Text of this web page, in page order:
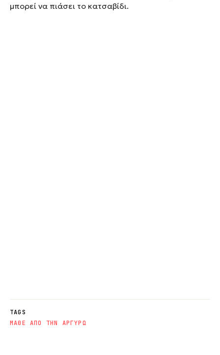
μπορεί να πιάσει το κατσαβίδι.
TAGS
ΜΑΘΕ ΑΠΟ ΤΗΝ ΑΡΓΥΡΩ